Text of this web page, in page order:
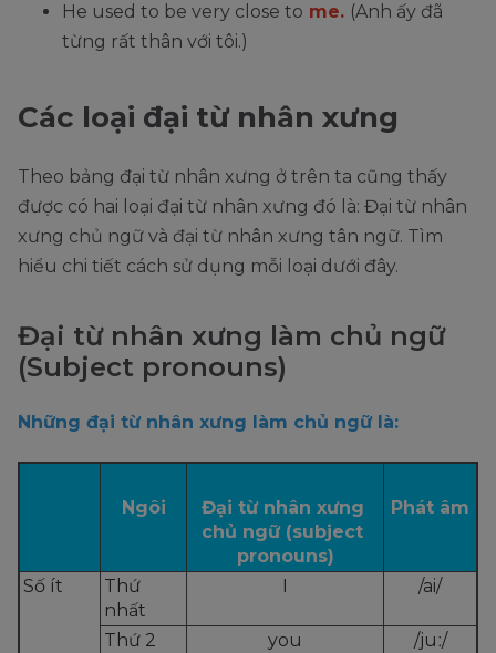
He used to be very close to me. (Anh ấy đã
từng rất thân với tôi.)
Các loại đại từ nhân xưng
Theo bảng đại từ nhân xưng ở trên ta cũng thấy
được có hai loại đại từ nhân xưng đó là: Đại từ nhân
xưng chủ ngữ và đại từ nhân xưng tân ngữ. Tìm
hiểu chi tiết cách sử dụng mỗi loại dưới đây.
Đại từ nhân xưng làm chủ ngữ
(Subject pronouns)
Những đại từ nhân xưng làm chủ ngữ là:
Ngôi
Đại từ nhân xưng
chủ ngữ (subject
pronouns)
Phát âm
Số ít
Thứ
nhất
I /ai/
Thứ 2 you
/juː/